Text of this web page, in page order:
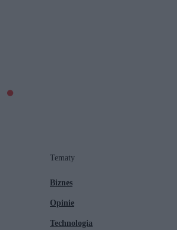
Tematy
Biznes
Opinie
Technologia